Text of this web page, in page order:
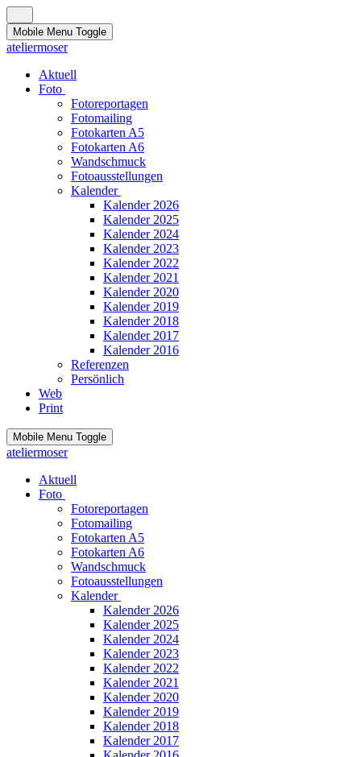
Mobile Menu Toggle
ateliermoser
Aktuell
Foto
Fotoreportagen
Fotomailing
Fotokarten A5
Fotokarten A6
Wandschmuck
Fotoausstellungen
Kalender
Kalender 2026
Kalender 2025
Kalender 2024
Kalender 2023
Kalender 2022
Kalender 2021
Kalender 2020
Kalender 2019
Kalender 2018
Kalender 2017
Kalender 2016
Referenzen
Persönlich
Web
Print
Mobile Menu Toggle
ateliermoser
Aktuell
Foto
Fotoreportagen
Fotomailing
Fotokarten A5
Fotokarten A6
Wandschmuck
Fotoausstellungen
Kalender
Kalender 2026
Kalender 2025
Kalender 2024
Kalender 2023
Kalender 2022
Kalender 2021
Kalender 2020
Kalender 2019
Kalender 2018
Kalender 2017